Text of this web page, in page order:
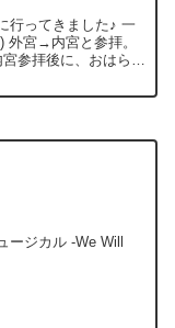
行ってきました♪ 一
外宮→内宮と参拝。
参拝後に、おはらい
ージカル -We Will